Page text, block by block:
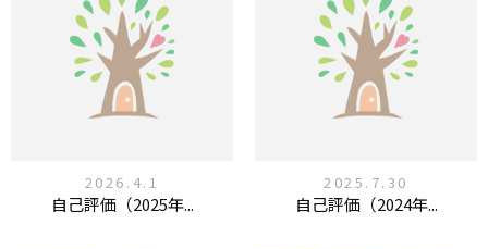
2026.4.1
自己評価（2025年...
2025.7.30
自己評価（2024年...